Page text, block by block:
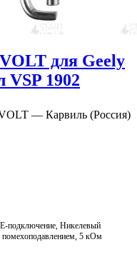
для Geely
VSP 1902
— Карвиль (Россия)
подключение, Никелевый
помехоподавлением, 5 кОм